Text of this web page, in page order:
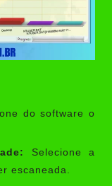
do software o
Selecione a
escaneada.